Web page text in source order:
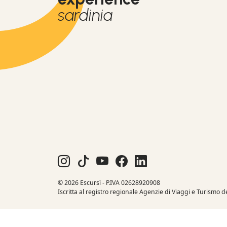
sardinia
© 2026 Escursì - P.IVA 02628920908
Iscritta al registro regionale Agenzie di Viaggi e Turismo